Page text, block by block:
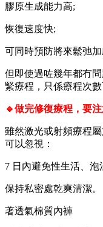
膠原生成能力高;
恢復速度快;
可同時預防將來鬆弛加
但即使過咗幾年都冇
緊療程，只係療程次數
🔹做完修復療程，要
雖然激光或射頻療程
可以忽視：
7 日內避免性生活、泡
保持私密處乾爽清潔。
著透氣棉質內褲